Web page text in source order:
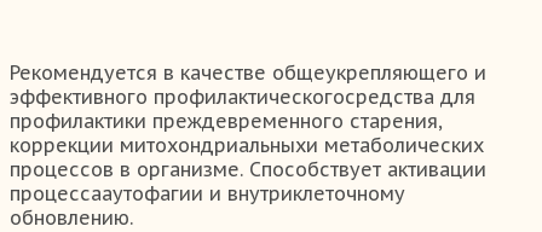
Рекомендуется в качестве общеукрепляющего и
эффективного профилактическогосредства для
профилактики преждевременного старения,
коррекции митохондриальныхи метаболических
процессов в организме. Способствует активации
процессааутофагии и внутриклеточному
обновлению.